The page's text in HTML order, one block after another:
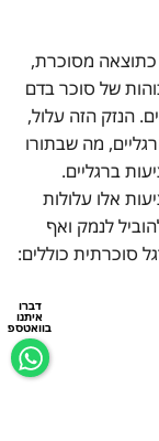
דברו
איתנו
בוואטספ
כתוצאה מסוכרת,
של סוכר בדם
הנזק הזה עלול,
מה שבתורו
ברגליים.
אלו עלולות
לנמק ואף
סוכרתית כוללים: